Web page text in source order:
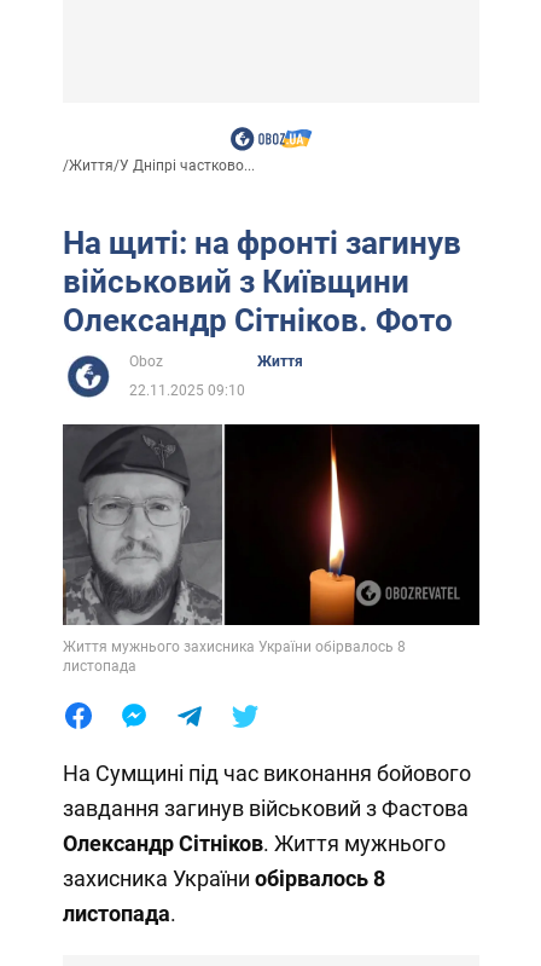
/Життя/У Дніпрі частково...
На щиті: на фронті загинув
військовий з Київщини
Олександр Сітніков. Фото
Oboz
Життя
22.11.2025 09:10
Життя мужнього захисника України обірвалось 8
листопада
На Сумщині під час виконання бойового
завдання загинув військовий з Фастова
Олександр Сітніков. Життя мужнього
захисника України обірвалось 8
листопада.